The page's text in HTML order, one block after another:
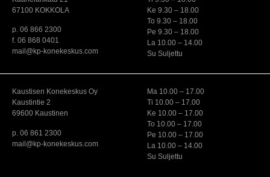
67100 KOKKOLA
p. 06 866 2300
f. 06 868 0401
mail@kp-konekeskus.com
Ke 9.30 – 18.00
To 9.30 – 18.00
Pe 9.30 – 18.00
La 10.00 – 14.00
Su Suljettu
Kaustisen Konekeskus Oy
Kaustintie 2
69600 Kaustinen
p. 06 861 2300
mail@kp-konekeskus.com
Ma 10.00 – 17.00
Ti 10.00 – 17.00
Ke 10.00 – 17.00
To 10.00 – 17.00
Pe 10.00 – 17.00
La 10.00 – 14.00
Su Suljettu